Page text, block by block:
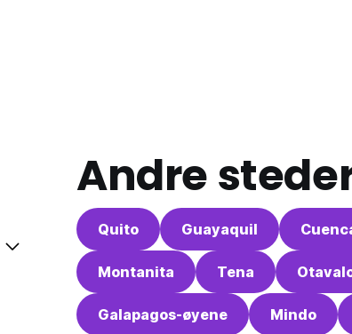
Andre
Quito Guayaquil
Montanita Tena
Galapagos-øyene Mindo